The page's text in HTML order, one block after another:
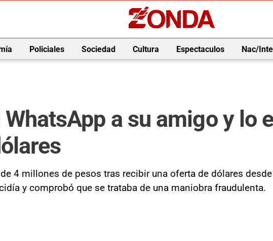
Policiales Sociedad Cultura Espectaculos Nac/
a su amigo y lo
4 millones de pesos tras recibir una oferta de dólares
y comprobó que se trataba de una maniobra fraudulenta.